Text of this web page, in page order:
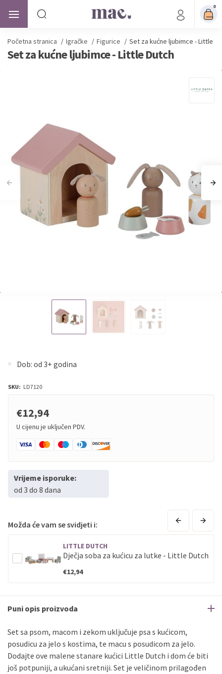
0
Početna stranica / Igračke / Figurice / Set za kućne ljubimce - Little
Set za kućne ljubimce - Little Dutch
Dob: od 3+ godina
SKU: LD7120
€12,94
U cijenu je uključen PDV.
Vrijeme isporuke:
od 3 do 8 dana
Možda će vam se svidjeti i:
LITTLE DUTCH
Dječja soba za kućicu za lutke - Little Dutch
€12,94
Puni opis proizvoda
Set sa psom, macom i zekom uključuje psa s kućicom,
posudicu za jelo s kostima, te macu s posudicom za jelo.
Dodajte ove malene stanare kućici Little Dutch i dom će biti
još potpuniji, a ukućani sretniji. Set je veličinom prilagođen